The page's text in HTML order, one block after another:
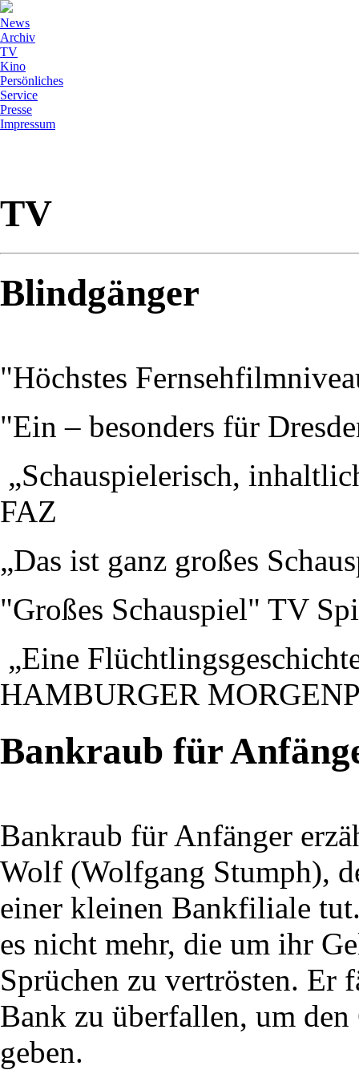
News
Archiv
TV
Kino
Persönliches
Service
Presse
Impressum
TV
Blindgänger
"Höchstes
"Ein – besonders für
„Schauspielerisch,
FAZ
„Das ist ganz großes
"Großes Schauspiel" TV
„Eine
HAMBURGER
Bankraub für
Bankraub für Anfänger
Wolf (Wolfgang Stumph),
einer kleinen Bankfiliale
es nicht mehr, die um ihr
Sprüchen zu vertrösten. Er
Bank zu überfallen, um
geben.